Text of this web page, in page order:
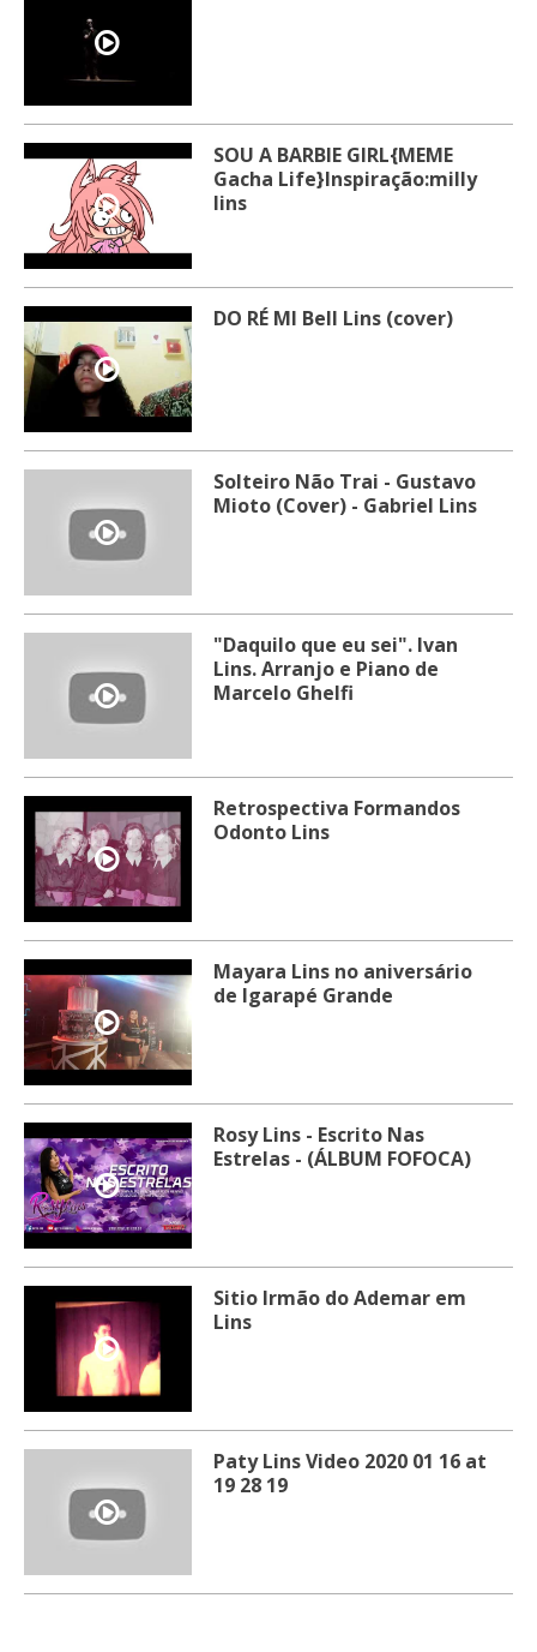
SOU A BARBIE GIRL{MEME
Gacha Life}Inspiração:milly
lins
DO RÉ MI Bell Lins (cover)
Solteiro Não Trai - Gustavo
Mioto (Cover) - Gabriel Lins
"Daquilo que eu sei". Ivan
Lins. Arranjo e Piano de
Marcelo Ghelfi
Retrospectiva Formandos
Odonto Lins
Mayara Lins no aniversário
de Igarapé Grande
Rosy Lins - Escrito Nas
Estrelas - (ÁLBUM FOFOCA)
Sitio Irmão do Ademar em
Lins
Paty Lins Video 2020 01 16 at
19 28 19